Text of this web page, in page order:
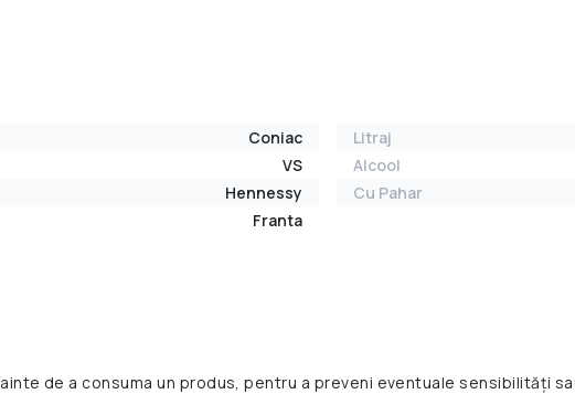
Coniac
VS
Hennessy
Franta
Litraj
Alcool
Cu Pahar
de a consuma un produs, pentru a preveni eventuale sensibilități